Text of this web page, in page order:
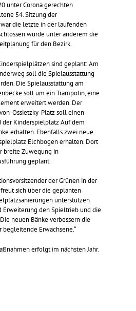
unter Corona gerechten
54. Sitzung der
die letzte in der laufenden
wurde unter anderem die
für den Bezirk.
sind geplant: Am
soll die Spielausstattung
Die Spielausstattung am
soll um ein Trampolin, eine
erweitert werden. Der
Ossietzky-Platz soll einen
der Kinderspielplatz Auf dem
erhalten. Ebenfalls zwei neue
Elchbogen erhalten. Dort
breite Zuwegung in
geplant.
der Grünen in der
sich über die geplanten
unterstützen
Erweiterung den Spieltrieb und die
neuen Bänke verbessern die
Erwachsene.“
erfolgt im nächsten Jahr.